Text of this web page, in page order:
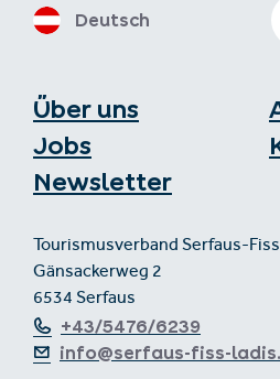
Über uns
Jobs
Newsletter
Tourismusverband Serfaus-
Gänsackerweg 2
6534 Serfaus
+43/5476/6239
info@serfaus-fiss-
Deutsch